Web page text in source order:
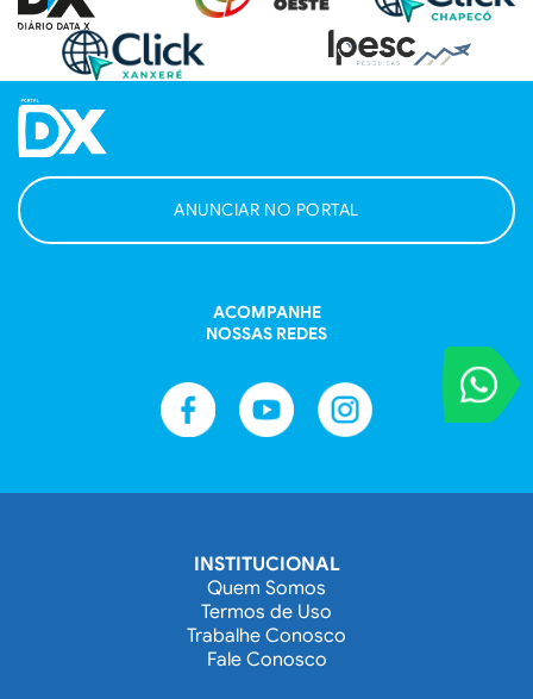
VOCÊ
Entre em
ANUNCIAR NO PORTAL
ACOMPANHE
NOSSAS REDES
INSTITUCIONAL
Quem Somos
Termos de Uso
Trabalhe Conosco
Fale Conosco